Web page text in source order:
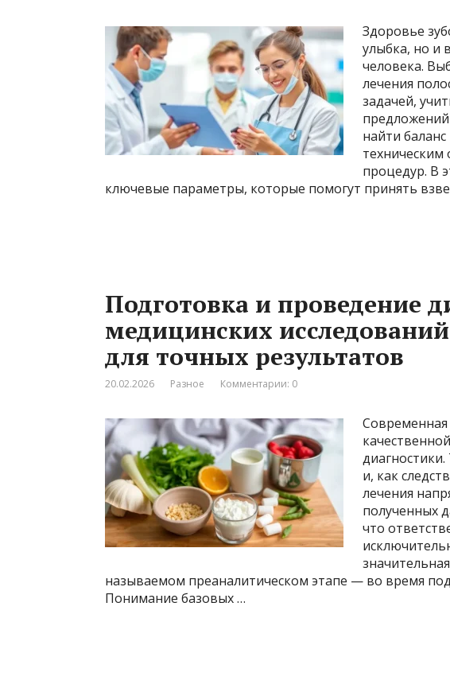
Здоровье
улыбка, но и
человека.
лечения
задачей,
найти
процедур. В
ключевые параметры, которые помогут принять
Подготовка и проведение
медицинских
для точных результатов
20.02.2026 Разное Комментарии: 0
и, как
лечения
полученных
что
называемом преаналитическом этапе — во время
Понимание базовых …